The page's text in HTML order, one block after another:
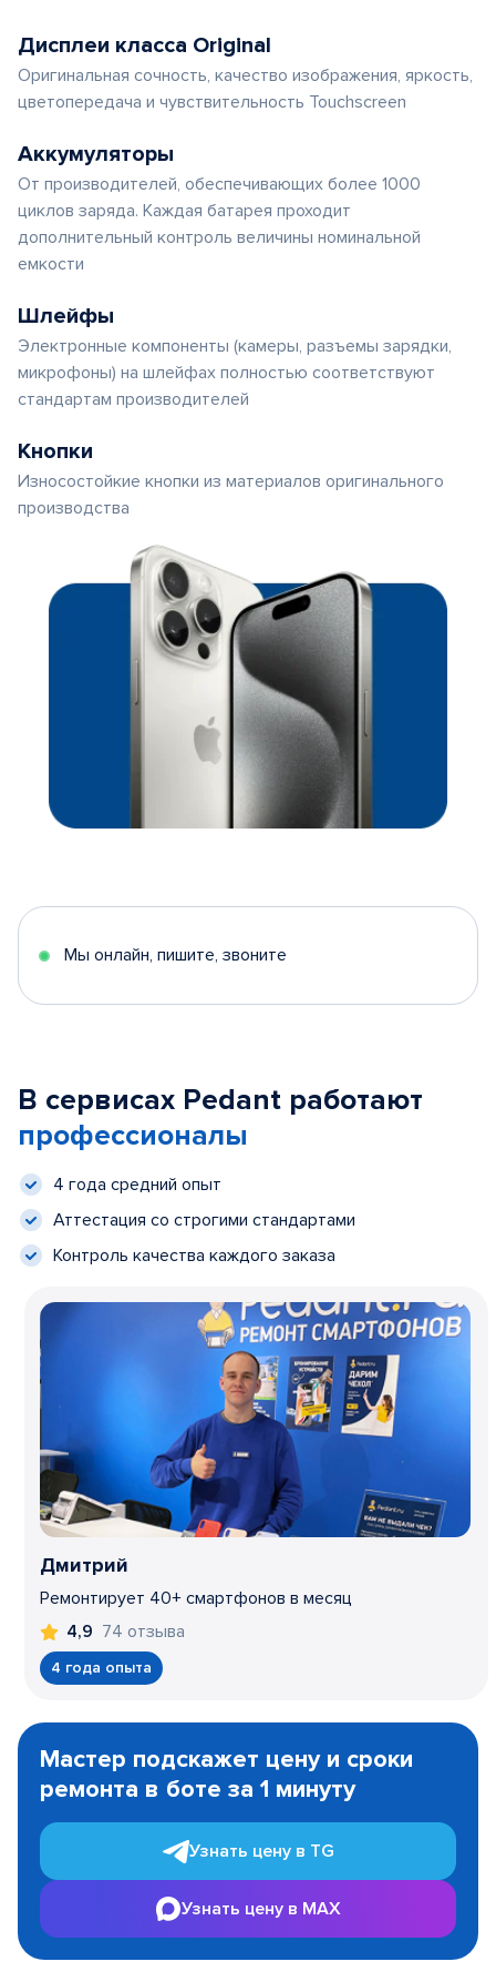
Дисплеи класса Original
Оригинальная сочность, качество изображения, яркость,
цветопередача и чувствительность Touchscreen
Аккумуляторы
От производителей, обеспечивающих более 1000
циклов заряда. Каждая батарея проходит
дополнительный контроль величины номинальной
емкости
Шлейфы
Электронные компоненты (камеры, разъемы зарядки,
микрофоны) на шлейфах полностью соответствуют
стандартам производителей
Кнопки
Износостойкие кнопки из материалов оригинального
производства
Мы онлайн, пишите, звоните
В сервисах Pedant работают
профессионалы
4 года средний опыт
Аттестация со строгими стандартами
Контроль качества каждого заказа
Дмитрий
Ремонтирует 40+ смартфонов в месяц
4,9 74 отзыва
4 года опыта
1
Мастер подскажет цену и сроки
ремонта в боте за 1 минуту
Узнать цену в TG
Узнать цену в MAX